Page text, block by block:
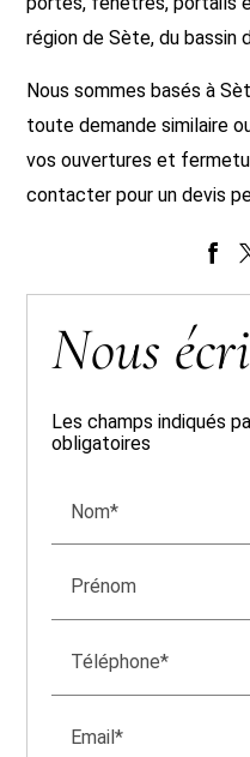
région de Sète, du bassin
Nous sommes basés à
toute demande similaire
vos ouvertures et
contacter pour un devis
Nous
Les champs indiqués
obligatoires
Nom*
Prénom
Téléphone*
Email*